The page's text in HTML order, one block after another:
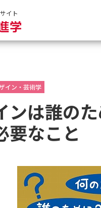
イト
イン・芸術学
ンは誰の
要なこと